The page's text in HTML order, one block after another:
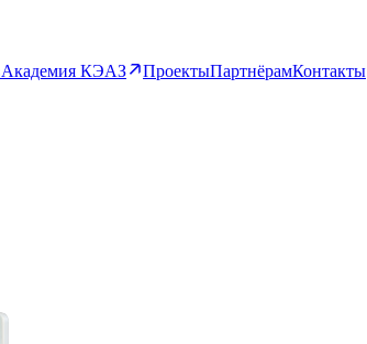
Академия КЭАЗ ПроектыПартнёрамКонтакты